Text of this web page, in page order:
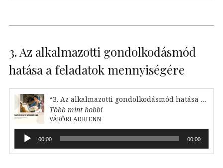
3. Az alkalmazotti gondolkodásmód
hatása a feladatok mennyiségére
“3. Az alkalmazotti gondolkodásmód hatása a feladataink mennyiségére”
Több mint hobbi
VÁRŐRI ADRIENN
Audió
lejátszó00:00 00:00